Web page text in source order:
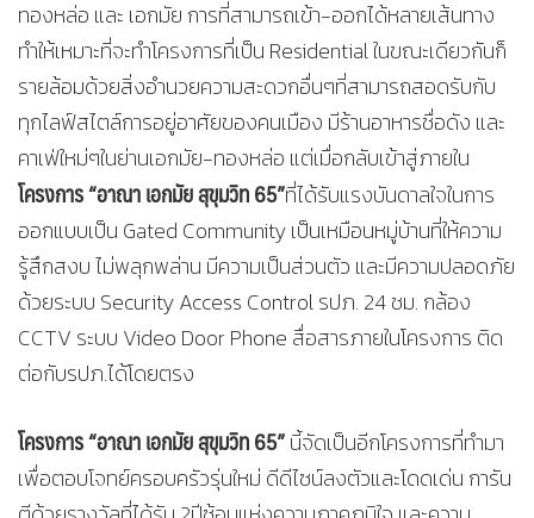
ทองหล่อ และ เอกมัย การที่สามารถเข้า-ออกได้หลายเส้นทาง
ทำให้เหมาะที่จะทำโครงการที่เป็น Residential ในขณะเดียวกันก็
รายล้อมด้วยสิ่งอำนวยความสะดวกอื่นๆที่สามารถสอดรับกับ
ทุกไลฟ์สไตล์การอยู่อาศัยของคนเมือง มีร้านอาหารชื่อดัง และ
คาเฟ่ใหม่ๆในย่านเอกมัย-ทองหล่อ แต่เมื่อกลับเข้าสู่ภายใน
โครงการ “อาณา เอกมัย สุขุมวิท 65”ที่ได้รับแรงบันดาลใจในการ
ออกแบบเป็น Gated Community เป็นเหมือนหมู่บ้านที่ให้ความ
รู้สึกสงบ ไม่พลุกพล่าน มีความเป็นส่วนตัว และมีความปลอดภัย
ด้วยระบบ Security Access Control รปภ. 24 ชม. กล้อง
CCTV ระบบ Video Door Phone สื่อสารภายในโครงการ ติด
ต่อกับรปภ.ได้โดยตรง
โครงการ “อาณา เอกมัย สุขุมวิท 65”นี้จัดเป็นอีกโครงการที่ทำมา
เพื่อตอบโจทย์ครอบครัวรุ่นใหม่ ดีดีไซน์ลงตัวและโดดเด่น การัน